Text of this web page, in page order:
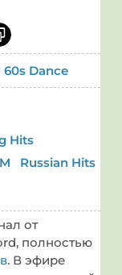
Dance
Hits
Russian Hits
от
полностью
. В эфире